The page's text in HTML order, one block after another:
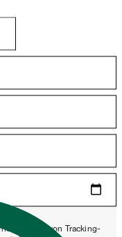
Nutzung von Tracking-